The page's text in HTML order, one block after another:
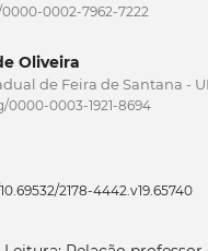
0002-7962-7222
Oliveira
de Feira de Santana -
0000-0003-1921-8694
2178-4442.v19.65740